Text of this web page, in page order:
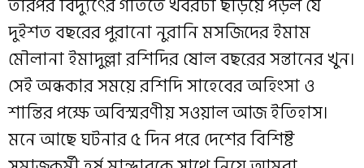
দুইশত বছরের পুরানো নুরানি মসজিদের ইমাম
মৌলানা ইমাদুল্লা রশিদির ষোল বছরের সন্তানের খুন।
সেই অন্ধকার সময়ে রশিদি সাহেবের অহিংসা ও
শান্তির পক্ষে অবিস্মরণীয় সওয়াল আজ ইতিহাস।
মনে আছে ঘটনার ৫ দিন পরে দেশের বিশিষ্ট